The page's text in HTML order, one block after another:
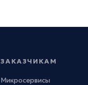
ЗАКАЗЧИКАМ
Микросервисы